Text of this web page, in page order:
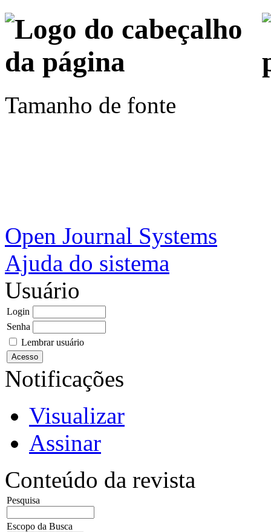
Tamanho de fonte
Open Journal Systems
Ajuda do sistema
Usuário
Login
Senha
Lembrar usuário
Notificações
Visualizar
Assinar
Conteúdo da revista
Pesquisa
Escopo da Busca